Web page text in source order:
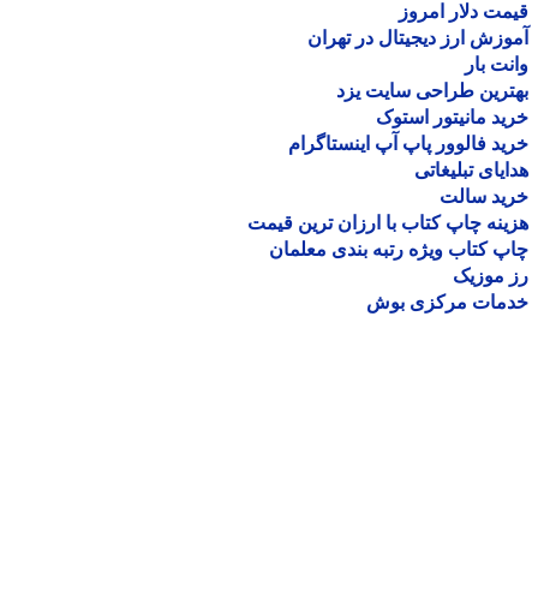
دلار امروز
ارز دیجیتال در تهران
بار
طراحی سایت یزد
مانیتور استوک
فالوور پاپ آپ اینستاگرام
تبلیغاتی
سالت
چاپ کتاب با ارزان ترین قیمت
کتاب ویژه رتبه بندی معلمان
موزیک
مرکزی بوش